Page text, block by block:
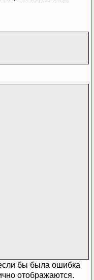
бы была ошибка
отображаются.